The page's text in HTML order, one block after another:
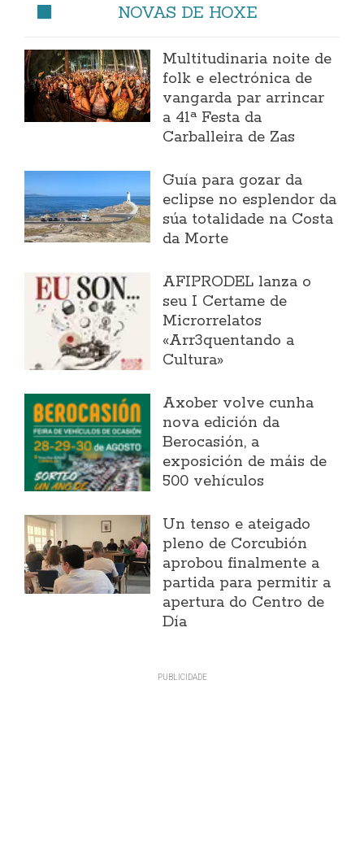
NOVAS DE HOXE
Multitudinaria noite de
folk e electrónica de
vangarda par arrincar
a 41ª Festa da
Carballeira de Zas
Guía para gozar da
eclipse no esplendor da
súa totalidade na Costa
da Morte
AFIPRODEL lanza o
seu I Certame de
Microrrelatos
«Arr3quentando a
Cultura»
Axober volve cunha
nova edición da
Berocasión, a
exposición de máis de
500 vehículos
Un tenso e ateigado
pleno de Corcubión
aprobou finalmente a
partida para permitir a
apertura do Centro de
Día